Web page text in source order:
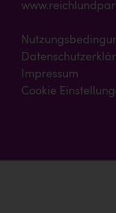
Impressum
Cookie